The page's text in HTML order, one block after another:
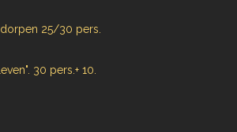
25/30 pers.
30 pers.+ 10.